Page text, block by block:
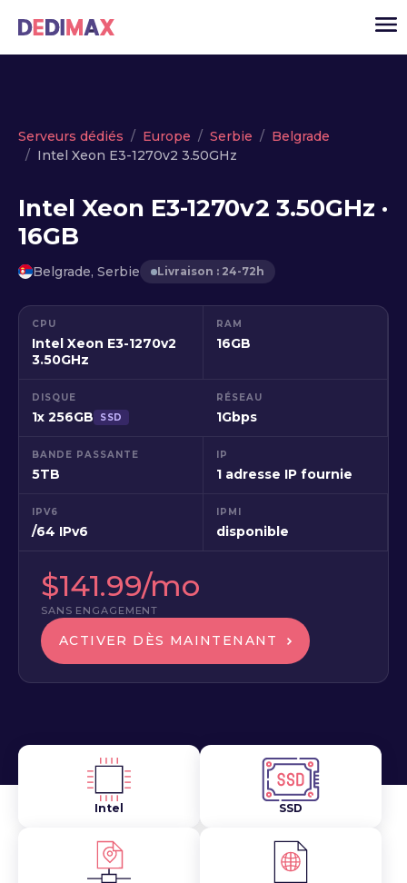
Cloud serveur
VPS
Serveurs dédiés
API
Actualité
Serveurs dédiés Europe Serbie
Belgrade
Intel Xeon E3-1270v2 3.50GHz
Intel Xeon E3-1270v2 3.50GHz ·
16GB
Belgrade, Serbie Livraison : 24-72h
CPU
Intel Xeon E3-1270v2
3.50GHz
RAM
16GB
DISQUE
1x 256GB SSD
RÉSEAU
1Gbps
BANDE PASSANTE
5TB
IP
1 adresse IP fournie
IPV6
/64 IPv6
IPMI
disponible
$141.99/mo
SANS ENGAGEMENT
ACTIVER DÈS MAINTENANT
Intel SSD